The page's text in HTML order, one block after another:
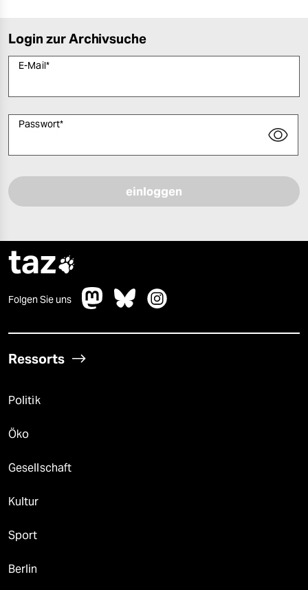
Login zur Archivsuche
E-Mail*
Passwort*
taz
Folgen Sie uns
Ressorts
Politik
Öko
Gesellschaft
Kultur
Sport
Berlin